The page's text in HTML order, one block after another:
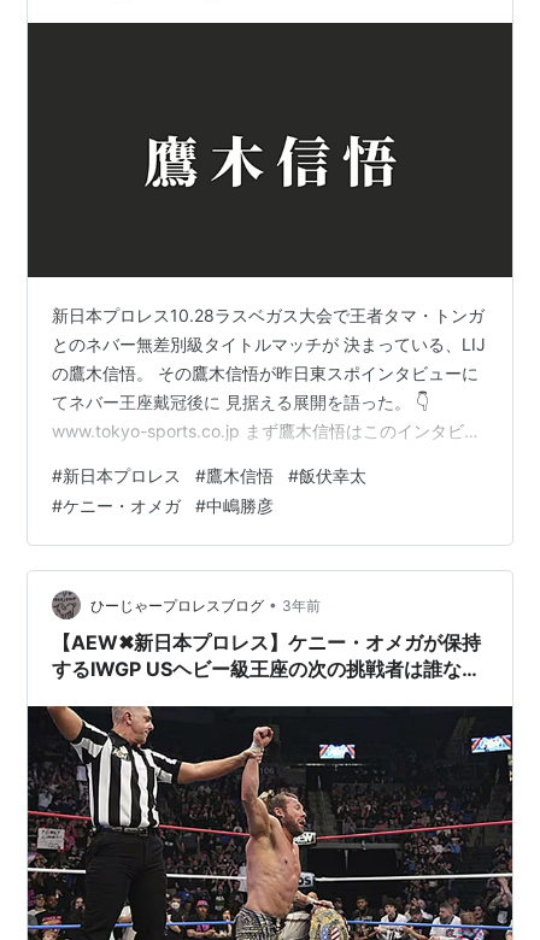
新日本プロレス10.28ラスベガス大会で王者タマ・トンガ
とのネバー無差別級タイトルマッチが 決まっている、LIJ
の鷹木信悟。 その鷹木信悟が昨日東スポインタビューに
てネバー王座戴冠後に 見据える展開を語った。 👇
www.tokyo-sports.co.jp まず鷹木信悟はこのインタビュ
語っている。 👇 以前も言ったかもしれないけど、ＮＥＶ
ＥＲ無差別級というのであれば、挑戦者も階級・団体が
無差別であってもいいと思ってるからね。階級も団体も
関係なく選べたら この発言は以前にネバ−王座を戴冠し
ていた当時も話していたが、 それを証明するように挑戦
者…
#新日本プロレス #鷹木信悟 #飯伏幸太
#ケニー・オメガ #中嶋勝彦
ひーじゃープロレスブログ • 3年前
【AEW✖新日本プロレス】ケニー・オメガが保持
するIWGP USヘビー級王座の次の挑戦者は誰なの